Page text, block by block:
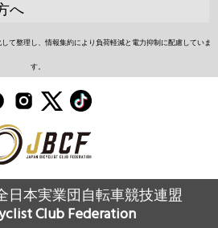
へ
て整理し、情報集約により負荷軽減と電力抑制に配慮していま
す。
本実業団自転車競技連盟
Club Federation